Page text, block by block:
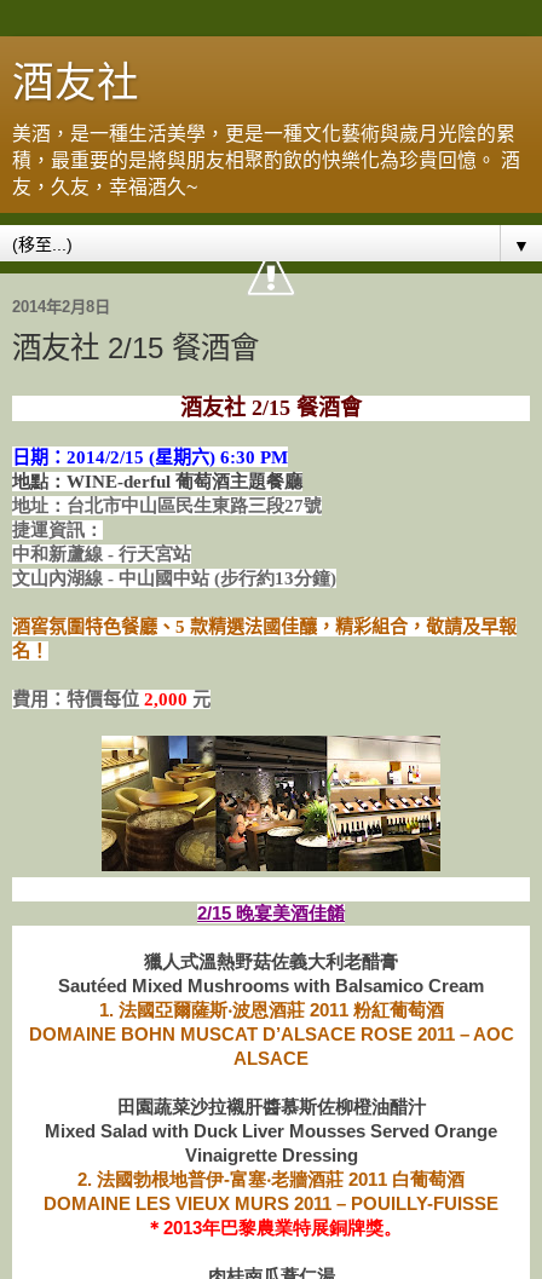
酒友社
美酒，是一種生活美學，更是一種文化藝術與歲月光陰的累
積，最重要的是將與朋友相聚酌飲的快樂化為珍貴回憶。 酒
友，久友，幸福酒久~
▼
2014年2月8日
酒友社 2/15 餐酒會
酒友社 2/15 餐酒會
日期：2014/2/15 (星期六) 6:30 PM
地點：WINE-derful 葡萄酒主題餐廳
地址：台北市中山區民生東路三段27號
捷運資訊：
中和新蘆線 - 行天宮站
文山內湖線 - 中山國中站 (步行約13分鐘)
酒窖氛圍特色餐廳、5 款精選法國佳釀，精彩組合，敬請及早報
名！
費用：特價每位 2,000 元
2/15 晚宴美酒佳餚
獵人式溫熱野菇佐義大利老醋膏
Sautéed Mixed Mushrooms with Balsamico Cream
1.法國亞爾薩斯‧波恩酒莊 2011 粉紅葡萄酒
DOMAINE BOHN MUSCAT D’ALSACE ROSE 2011 – AOC
ALSACE
田園蔬菜沙拉襯肝醬慕斯佐柳橙油醋汁
Mixed Salad with Duck Liver Mousses Served Orange
Vinaigrette Dressing
2. 法國勃根地普伊-富塞‧老牆酒莊 2011 白葡萄酒
DOMAINE LES VIEUX MURS 2011 – POUILLY-FUISSE
＊2013年巴黎農業特展銅牌獎。